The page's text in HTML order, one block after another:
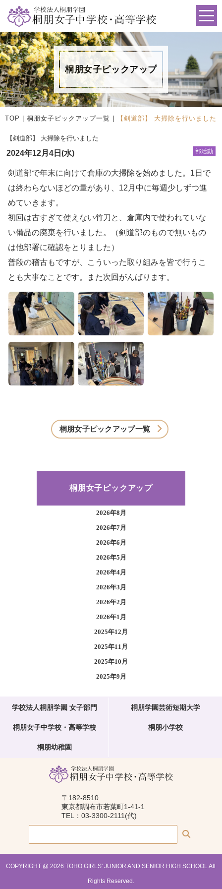
桐朋女子ピックアップ
TOP | 桐朋女子ピックアップ一覧 | 【剣道部】 大掃除を行いました
【剣道部】 大掃除を行いました
2024年12月4日(水) 部活動
剣道部で年末に向けて倉庫の大掃除を始めました。1日で
は終わらないほどの量があり、12月中に毎週少しずつ進
めていきます。
初回は古すぎて使えない竹刀と、倉庫内で使われていな
い備品の廃棄を行いました。（剣道部のもので無いもの
は他部署に確認をとりました）
普段の稽古もですが、こういった取り組みを皆で行うこ
とも大事なことです。また次回がんばります。
桐朋女子ピックアップ一覧
桐朋女子ピックアップ
2026年8月
2026年7月
2026年6月
2026年5月
2026年4月
2026年3月
2026年2月
2026年1月
2025年12月
2025年11月
2025年10月
2025年9月
学校法人桐朋学園 女子部門 桐朋学園芸術短期大学
桐朋女子中学校・高等学校 桐朋小学校
桐朋幼稚園
〒182-8510
東京都調布市若葉町1-41-1
TEL：03-3300-2111(代)
COPYRIGHT @ 2026 TOHO GIRLS' JUNIOR AND SENIOR HIGH SCHOOL All
Rights Reserved.